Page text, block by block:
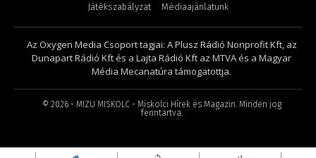
Játékszabályzat
Médiaajánlatunk
Az Oxygen Media Csoport tagjai: A Plusz Rádió Nonprofit Kft, az
Dunapart Rádió Kft és a Lajta Rádió Kft az MTVA és a Magyar
Média Mecanatúra támogatottja.
© 2026- MIZU MISKOLC - Miskolci Hírek és Magazin. Minden jog
fenntartva.